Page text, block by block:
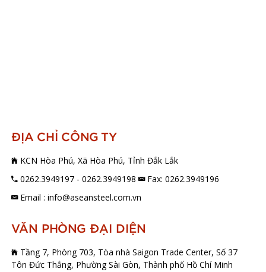
ĐỊA CHỈ CÔNG TY
KCN Hòa Phú, Xã Hòa Phú, Tỉnh Đắk Lắk
0262.3949197 - 0262.3949198 Fax: 0262.3949196
Email : info@aseansteel.com.vn
VĂN PHÒNG ĐẠI DIỆN
Tầng 7, Phòng 703, Tòa nhà Saigon Trade Center, Số 37
Tôn Đức Thắng, Phường Sài Gòn, Thành phố Hồ Chí Minh